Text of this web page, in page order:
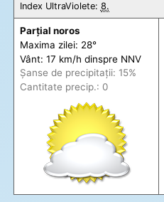
Index UltraViolete: 8.
Parțial noros
Maxima zilei: 28°
Vânt: 17 km/h dinspre NNV
Șanse de precipitații: 15%
Cantitate precip.: 0